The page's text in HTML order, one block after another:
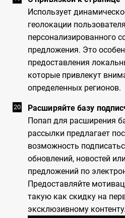
Использует
геолокации
персонализированного
предложения. Это
предоставления
которые привлекут
определенных регионов.
Расширяйте базу
Попап для расширения
рассылки предлагает
возможность
обновлений, новостей
предложений по
Предоставляйте
такую как скидку на
эксклюзивному контенту.